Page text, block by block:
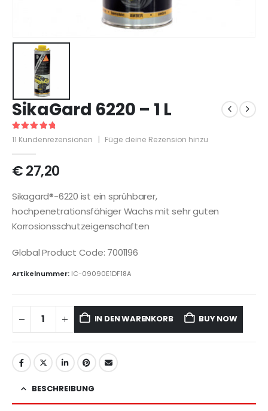
SikaGard 6220 – 1 L
5 out of 5
11 Kundenrezensionen | Füge deine Rezension hinzu
€27,20
Sikagard®-6220 ist ein sprühbarer,
hochpenetrationsfähiger Wachs mit sehr guten
Korrosionsschutzeigenschaften
Global Product Code: 7001196
Artikelnummer: IC-09090E1DF18A
IN DEN WARENKORB BUY NOW
BESCHREIBUNG